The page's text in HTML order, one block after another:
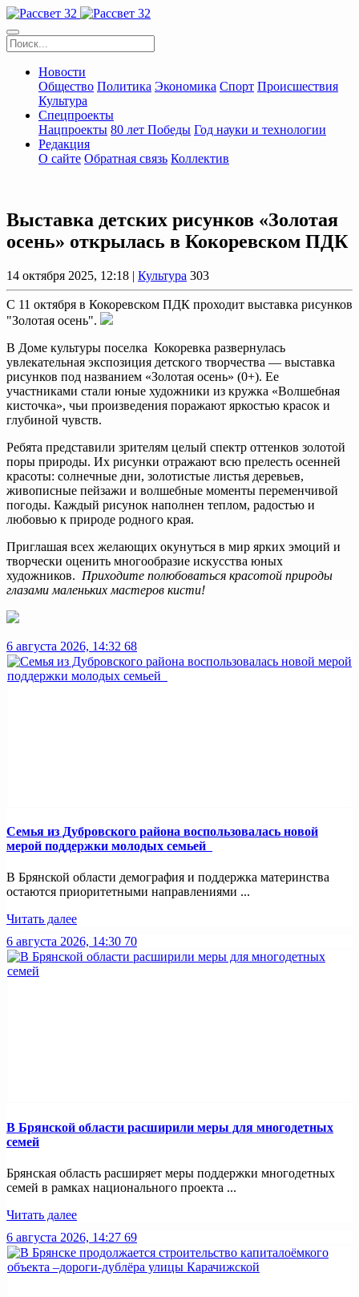
Новости
Общество Политика Экономика Спорт Происшествия
Культура
Спецпроекты
Нацпроекты 80 лет Победы Год науки и технологии
Редакция
О сайте Обратная связь Коллектив
Выставка детских рисунков «Золотая
осень» открылась в Кокоревском ПДК
14 октября 2025, 12:18 | Культура 303
С 11 октября в Кокоревском ПДК проходит выставка рисунков
"Золотая осень".
В Доме культуры поселка Кокоревка развернулась
увлекательная экспозиция детского творчества — выставка
рисунков под названием «Золотая осень» (0+). Ее
участниками стали юные художники из кружка «Волшебная
кисточка», чьи произведения поражают яркостью красок и
глубиной чувств.
Ребята представили зрителям целый спектр оттенков золотой
поры природы. Их рисунки отражают всю прелесть осенней
красоты: солнечные дни, золотистые листья деревьев,
живописные пейзажи и волшебные моменты переменчивой
погоды. Каждый рисунок наполнен теплом, радостью и
любовью к природе родного края.
Приглашая всех желающих окунуться в мир ярких эмоций и
творчески оценить многообразие искусства юных
художников. Приходите полюбоваться красотой природы
глазами маленьких мастеров кисти!
6 августа 2026, 14:32 68
Семья из Дубровского района воспользовалась новой
мерой поддержки молодых семьей
В Брянской области демография и поддержка материнства
остаются приоритетными направлениями ...
Читать далее
6 августа 2026, 14:30 70
В Брянской области расширили меры для многодетных
семей
Брянская область расширяет меры поддержки многодетных
семей в рамках национального проекта ...
Читать далее
6 августа 2026, 14:27 69